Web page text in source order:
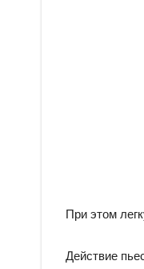
При этом
Действие